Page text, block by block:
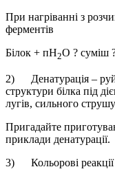
При нагріванні з
ферментів
Білок + пН2О ? суміш
2) Денатурація –
структури білка під
лугів, сильного
Пригадайте
приклади денатурації.
3) Кольорові реакції